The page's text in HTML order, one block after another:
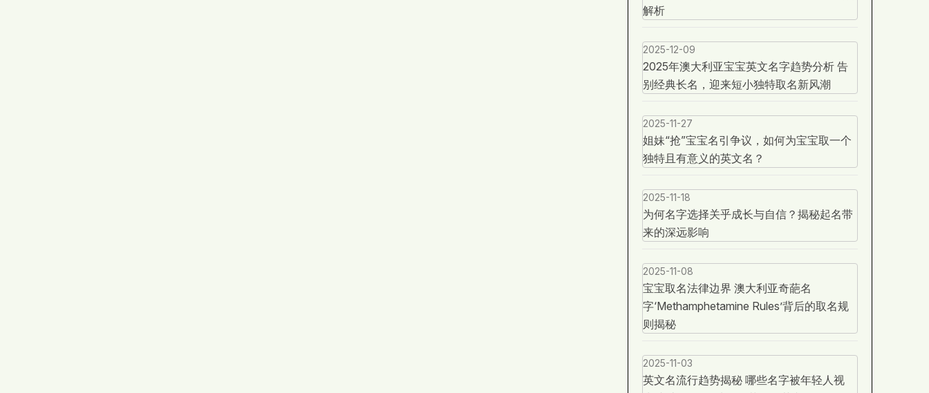
解析
2025-12-09
2025年澳大利亚宝宝英文名字趋势分析 告
别经典长名，迎来短小独特取名新风潮
2025-11-27
姐妹“抢”宝宝名引争议，如何为宝宝取一个
独特且有意义的英文名？
2025-11-18
为何名字选择关乎成长与自信？揭秘起名带
来的深远影响
2025-11-08
宝宝取名法律边界 澳大利亚奇葩名
字‘Methamphetamine Rules’背后的取名规
则揭秘
2025-11-03
英文名流行趋势揭秘 哪些名字被年轻人视